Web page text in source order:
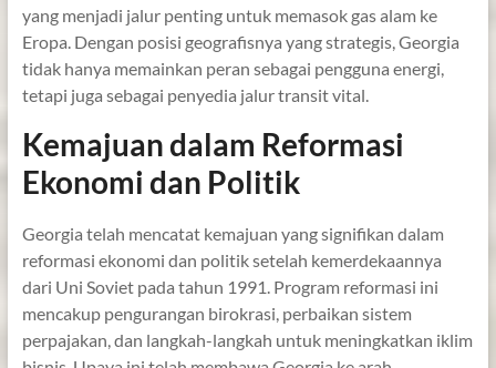
yang menjadi jalur penting untuk memasok gas alam ke
Eropa. Dengan posisi geografisnya yang strategis, Georgia
tidak hanya memainkan peran sebagai pengguna energi,
tetapi juga sebagai penyedia jalur transit vital.
Kemajuan dalam Reformasi
Ekonomi dan Politik
Georgia telah mencatat kemajuan yang signifikan dalam
reformasi ekonomi dan politik setelah kemerdekaannya
dari Uni Soviet pada tahun 1991. Program reformasi ini
mencakup pengurangan birokrasi, perbaikan sistem
perpajakan, dan langkah-langkah untuk meningkatkan iklim